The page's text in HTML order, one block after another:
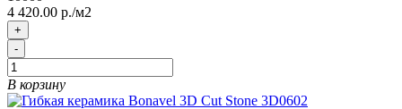
4 420.00 р./м2
+
-
В корзину